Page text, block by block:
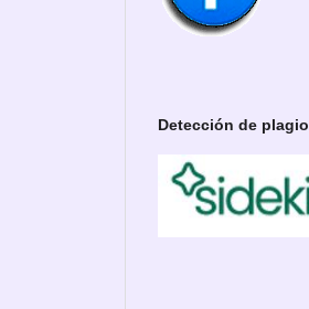
Detección de plagio